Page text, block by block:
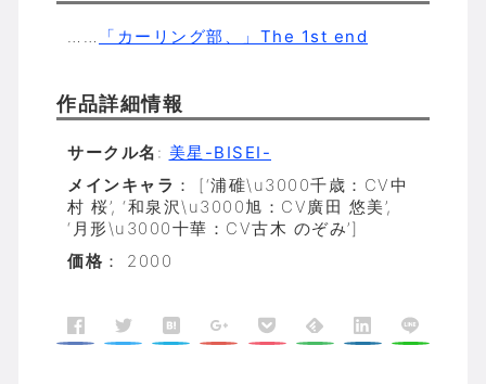
…… 「カーリング部、」The 1st end
作品詳細情報
サークル名 : 美星-BISEI-
メインキャラ ： [‘浦碓\u3000千歳：CV中
村 桜’, ‘和泉沢\u3000旭：CV廣田 悠美’,
‘月形\u3000十華：CV古木 のぞみ’]
価格 ： 2000